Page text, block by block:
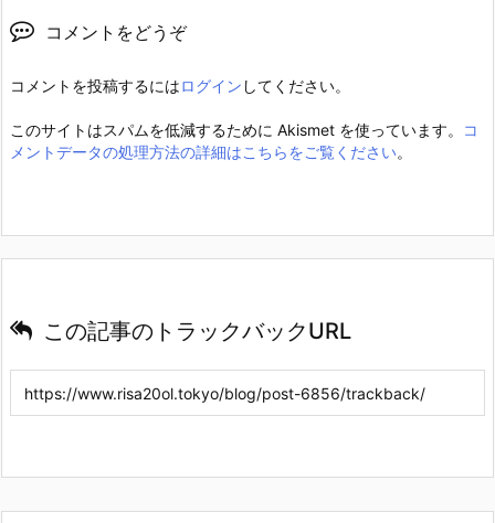
コメントをどうぞ
コメントを投稿するにはログイン してください。
このサイトはスパムを低減するために Akismet を使っています。
コ
メントデータの処理方法の詳細はこちらをご覧ください。
この記事のトラックバックURL